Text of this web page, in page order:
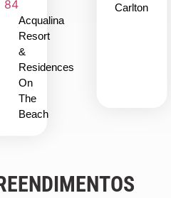
Acqualina
Resort
&
Residences
On
The
Beach
Carlton